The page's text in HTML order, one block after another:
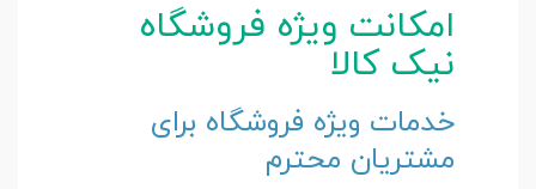
امکانت ویژه فروشگاه
نیک کالا
خدمات ویژه فروشگاه برای
مشتریان محترم